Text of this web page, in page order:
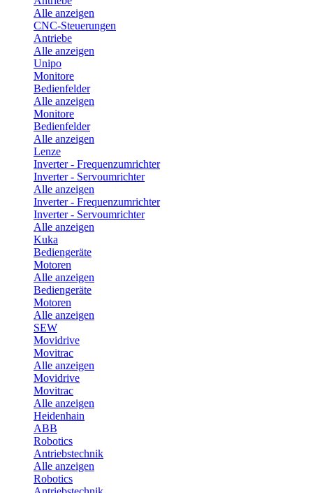
Alle anzeigen
CNC-Steuerungen
Antriebe
Alle anzeigen
Unipo
Monitore
Bedienfelder
Alle anzeigen
Monitore
Bedienfelder
Alle anzeigen
Lenze
Inverter - Frequenzumrichter
Inverter - Servoumrichter
Alle anzeigen
Inverter - Frequenzumrichter
Inverter - Servoumrichter
Alle anzeigen
Kuka
Bediengeräte
Motoren
Alle anzeigen
Bediengeräte
Motoren
Alle anzeigen
SEW
Movidrive
Movitrac
Alle anzeigen
Movidrive
Movitrac
Alle anzeigen
Heidenhain
ABB
Robotics
Antriebstechnik
Alle anzeigen
Robotics